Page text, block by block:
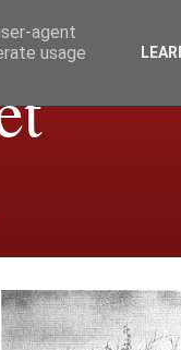
agent
usage